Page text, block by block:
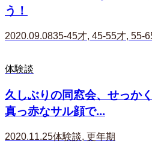
う！
2020.09.0835-45才, 45-55才, 55-
体験談
久しぶりの同窓会、せっか
真っ赤なサル顔で...
2020.11.25体験談, 更年期